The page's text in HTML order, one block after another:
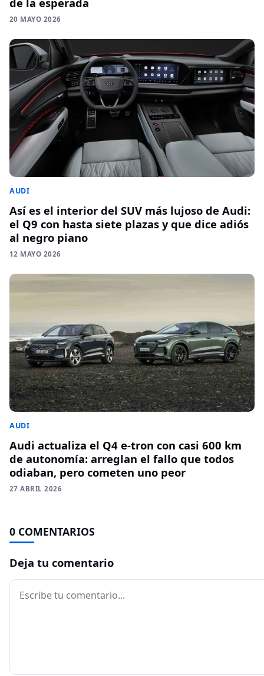
20 MAYO 2026
AUDI
Así es el interior del SUV más lujoso de Audi:
el Q9 con hasta siete plazas y que dice adiós
al negro piano
12 MAYO 2026
AUDI
Audi actualiza el Q4 e-tron con casi 600 km
de autonomía: arreglan el fallo que todos
odiaban, pero cometen uno peor
27 ABRIL 2026
0 COMENTARIOS
Deja tu comentario
Comentario